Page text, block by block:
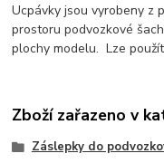
Ucpávky jsou vyrobeny z
prostoru podvozkové
plochy modelu. Lze
Zboží zařazeno v
Záslepky do